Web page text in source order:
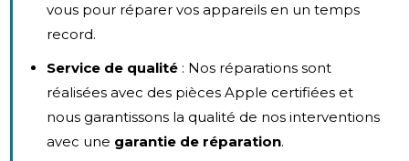
vous pour réparer vos appareils en un temps
record.
Service de qualité : Nos réparations sont
réalisées avec des pièces Apple certifiées et
nous garantissons la qualité de nos interventions
avec une garantie de réparation.